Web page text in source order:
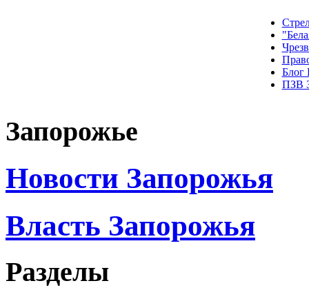
Блог
ПЗВ
Запорожье
Новости Запорожья
Власть Запорожья
Разделы